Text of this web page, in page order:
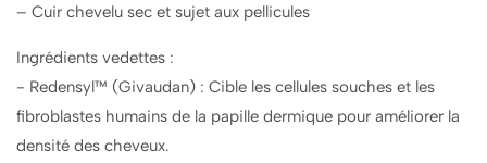
– Cuir chevelu sec et sujet aux pellicules
Ingrédients vedettes :
- Redensyl™ (Givaudan) : Cible les cellules souches et les
fibroblastes humains de la papille dermique pour améliorer la
densité des cheveux.